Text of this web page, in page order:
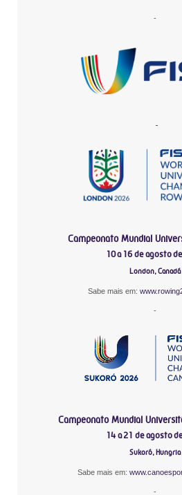
-
-
Campeonato Mundial
10 a 16 de agosto
London, Canadá
Sabe mais em:
-
Campeonato Mundial
14 a 21 de agosto
Sukoró, Hungria
Sabe mais em:
-